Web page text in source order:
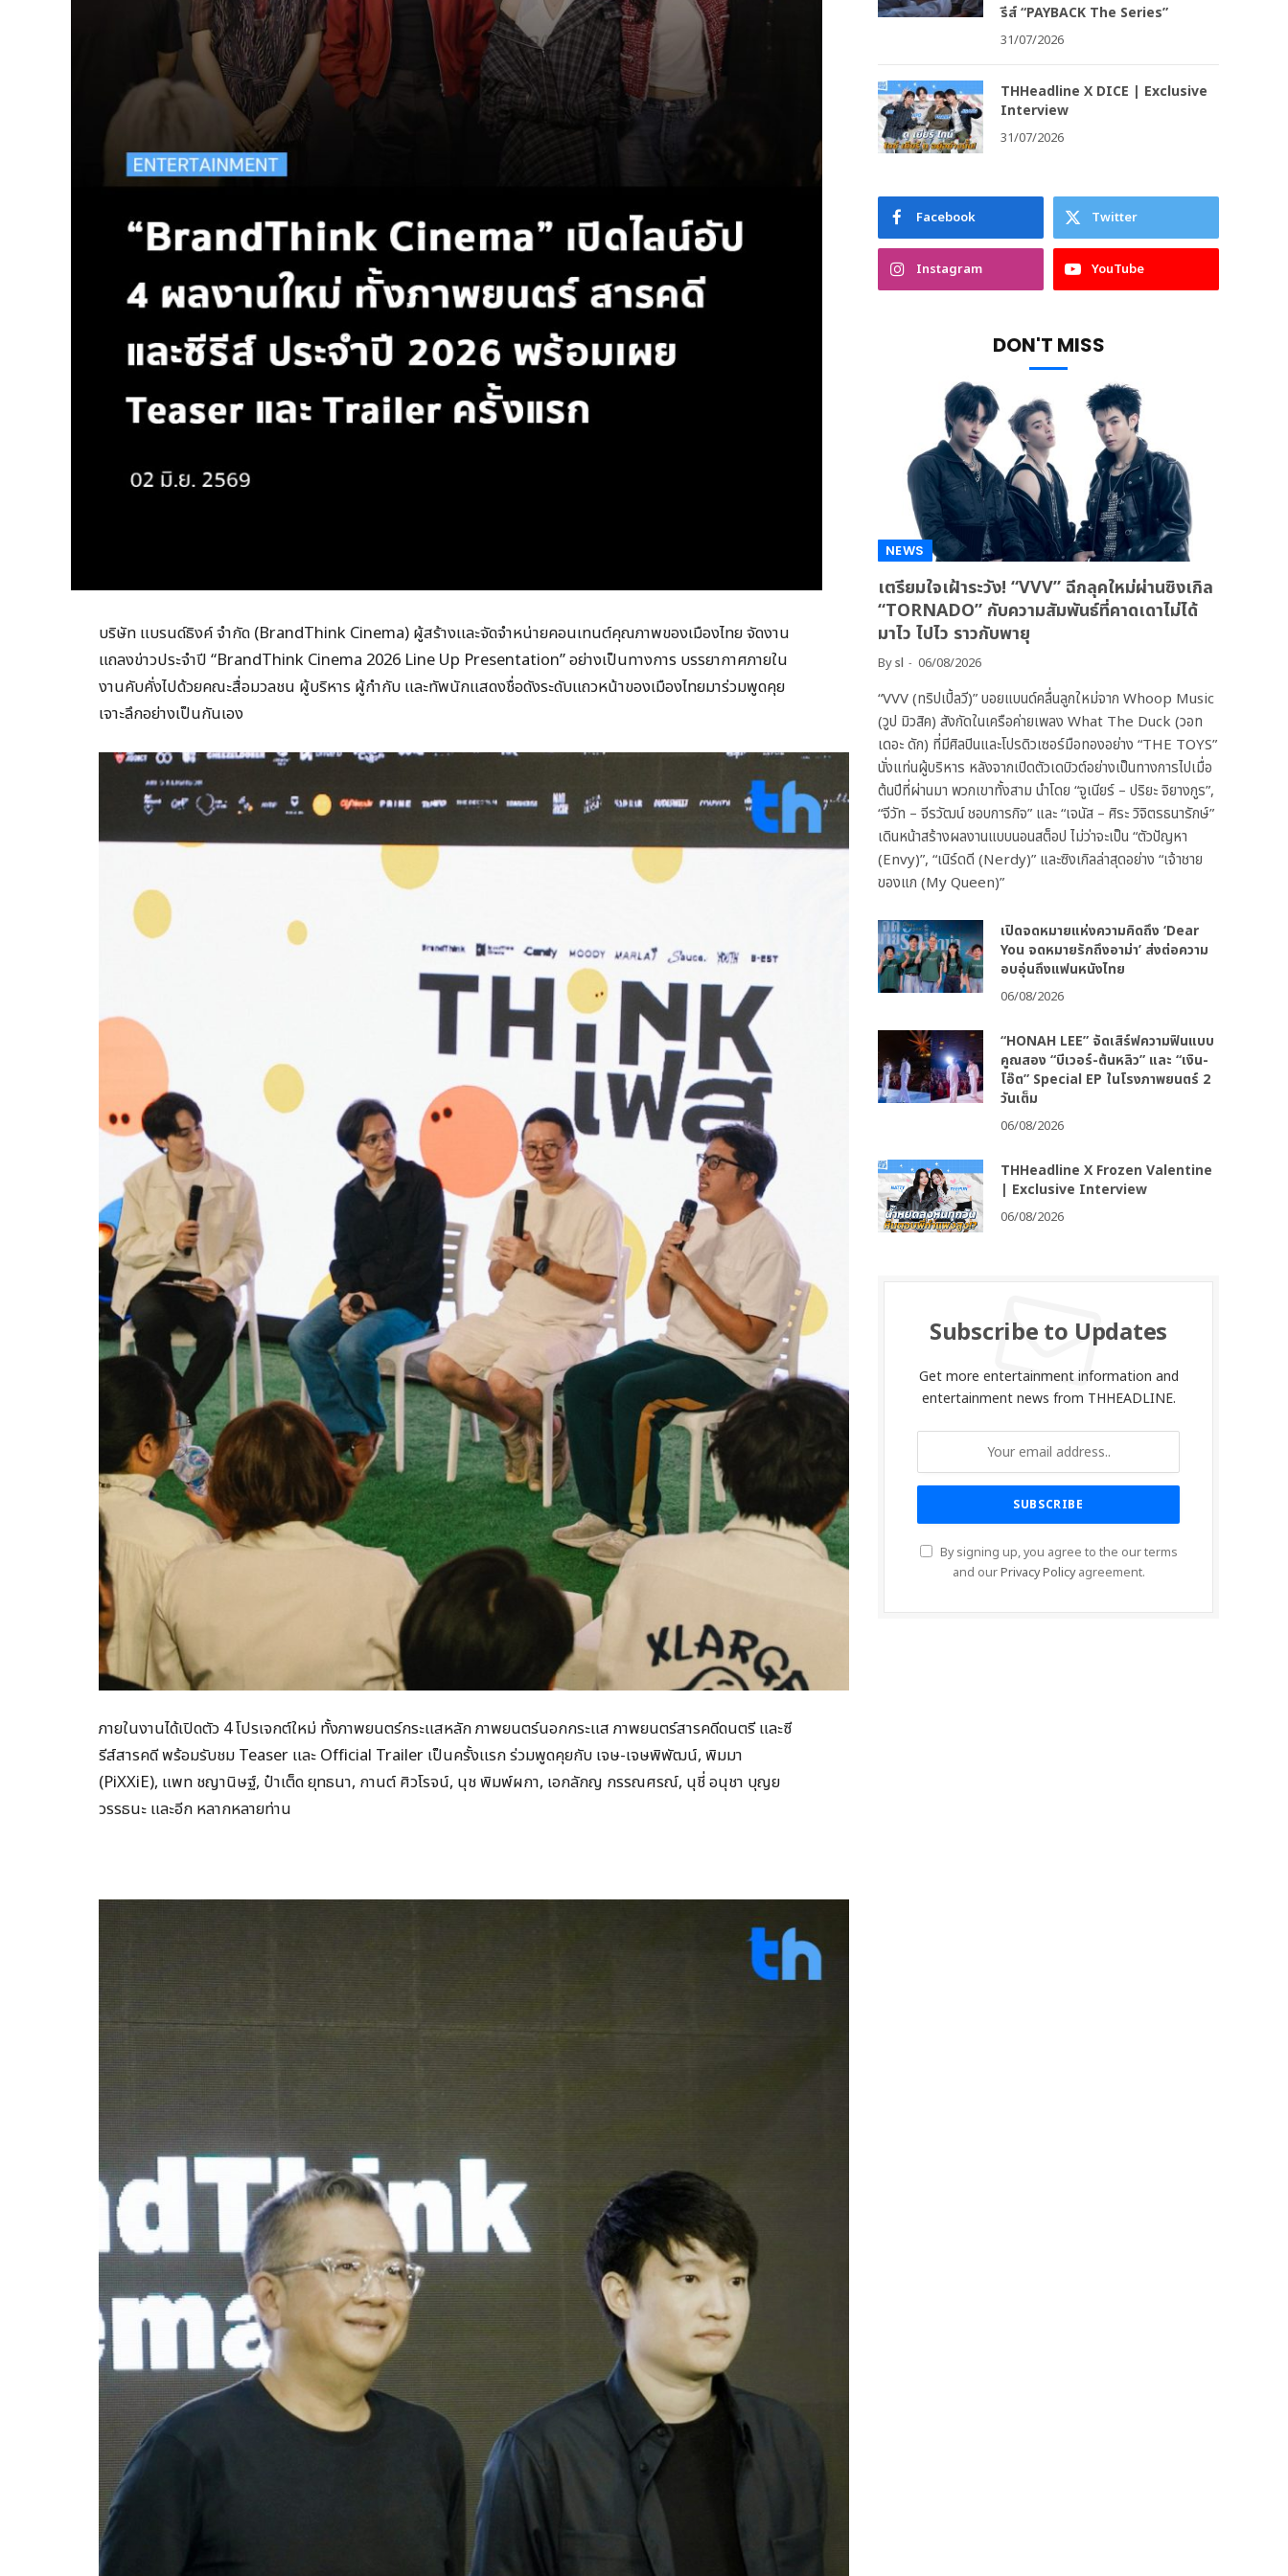
บริษัท แบรนด์ธิงค์ จำกัด (BrandThink Cinema) ผู้สร้างและจัดจำหน่ายคอนเทนต์คุณภาพของเมืองไทย จัดงาน
แถลงข่าวประจำปี “BrandThink Cinema 2026 Line Up Presentation” อย่างเป็นทางการ บรรยากาศภายใน
งานคับคั่งไปด้วยคณะสื่อมวลชน ผู้บริหาร ผู้กำกับ และทัพนักแสดงชื่อดังระดับแถวหน้าของเมืองไทยมาร่วมพูดคุย
เจาะลึกอย่างเป็นกันเอง
ภายในงานได้เปิดตัว 4 โปรเจกต์ใหม่ ทั้งภาพยนตร์กระแสหลัก ภาพยนตร์นอกกระแส ภาพยนตร์สารคดีดนตรี และซี
รีส์สารคดี พร้อมรับชม Teaser และ Official Trailer เป็นครั้งแรก ร่วมพูดคุยกับ เจษ-เจษพิพัฒน์, พิมมา
(PiXXiE), แพท ชญานิษฐ์, ป๋าเต็ด ยุทธนา, กานต์ ศิวโรจน์, นุช พิมพ์ผกา, เอกลักญ กรรณศรณ์, นุชี่ อนุชา บุญย
วรรธนะ และอีก หลากหลายท่าน
รีส์ “PAYBACK The Series”
31/07/2026
THHeadline X DICE | Exclusive
Interview
31/07/2026
Facebook Twitter
Instagram YouTube
DON'T MISS
NEWS
เตรียมใจเฝ้าระวัง! “VVV” ฉีกลุคใหม่ผ่านซิงเกิล
“TORNADO” กับความสัมพันธ์ที่คาดเดาไม่ได้
มาไว ไปไว ราวกับพายุ
Bysl 06/08/2026
“VVV (ทริปเปิ้ลวี)” บอยแบนด์คลื่นลูกใหม่จาก Whoop Music
(วูป มิวสิค) สังกัดในเครือค่ายเพลง What The Duck (วอท
เดอะ ดัก) ที่มีศิลปินและโปรดิวเซอร์มือทองอย่าง “THE TOYS”
นั่งแท่นผู้บริหาร หลังจากเปิดตัวเดบิวต์อย่างเป็นทางการไปเมื่อ
ต้นปีที่ผ่านมา พวกเขาทั้งสาม นำโดย “จูเนียร์ – ปริยะ จิยางกูร”,
“จีวัท – จีรวัฒน์ ชอบการกิจ” และ “เจนัส – ศิระ วิจิตรธนารักษ์”
เดินหน้าสร้างผลงานแบบนอนสต็อป ไม่ว่าจะเป็น “ตัวปัญหา
(Envy)”, “เนิร์ดดี (Nerdy)” และซิงเกิลล่าสุดอย่าง “เจ้าชาย
ของแก (My Queen)”
เปิดจดหมายแห่งความคิดถึง ‘Dear
You จดหมายรักถึงอาม่า’ ส่งต่อความ
อบอุ่นถึงแฟนหนังไทย
06/08/2026
“HONAH LEE” จัดเสิร์ฟความฟินแบบ
คูณสอง “บีเวอร์-ต้นหลิว” และ “เงิน-
โอ๊ต” Special EP ในโรงภาพยนตร์ 2
วันเต็ม
06/08/2026
THHeadline X Frozen Valentine
| Exclusive Interview
06/08/2026
Subscribe to Updates
Get more entertainment information and
entertainment news from THHEADLINE.
By signing up, you agree to the our terms
and ourPrivacy Policyagreement.